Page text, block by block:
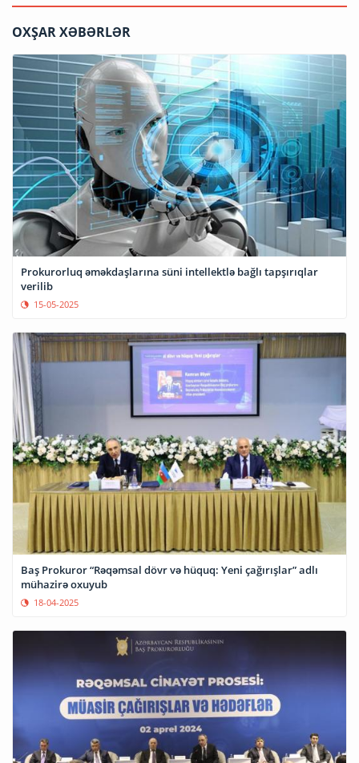
OXŞAR XƏBƏRLƏR
Prokurorluq əməkdaşlarına süni intellektlə bağlı tapşırıqlar
verilib
15-05-2025
Baş Prokuror “Rəqəmsal dövr və hüquq: Yeni çağırışlar” adlı
mühazirə oxuyub
18-04-2025